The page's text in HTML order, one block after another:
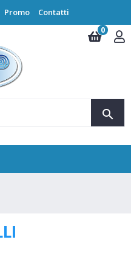
Promo Contatti
search
0